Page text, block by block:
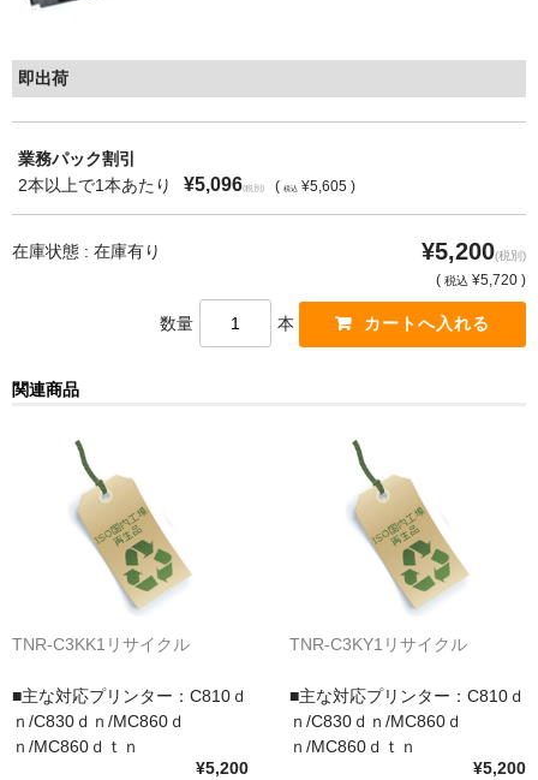
全国発送・送料無料
印字枚数について
対応プリンターメーカー
即出荷
業務パック割引
2本以上で1本あたり
¥5,096(税別) ( 税込 ¥5,605 )
在庫状態 : 在庫有り ¥5,200(税別)
( 税込 ¥5,720 )
数量 本
関連商品
TNR-C3KK1リサイクル
■主な対応プリンター：C810ｄ
ｎ/C830ｄｎ/MC860ｄ
ｎ/MC860ｄｔｎ
¥5,200
TNR-C3KY1リサイクル
■主な対応プリンター：C810ｄ
ｎ/C830ｄｎ/MC860ｄ
ｎ/MC860ｄｔｎ
¥5,200